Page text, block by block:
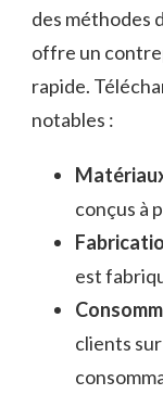
des méthodes
offre un
rapide.
notables :
conçus à
est
clients